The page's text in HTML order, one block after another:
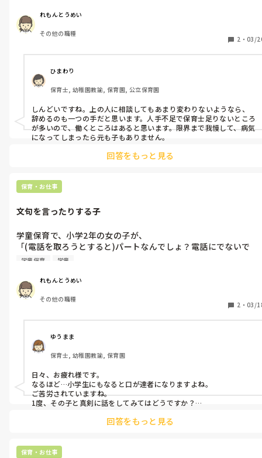
事ですし、上の人に相談したら、よく観察してくださったり、配
慮していただいたりと、感謝し切れず、逆に申し訳ない気持ちで
おり、このまま続けたい気持ちでいます。
先輩はフルタイムで、こちらは子どもがいる時にいるパートで
パートってどこまで仕事するのでしょうか、、、？
上の人がいない時が特にひどくて。
子どもが外遊びなどで怪我をしてきて、先輩に言いに行ったの
に、必ず私に手当てをさせたり。
外遊びの見守りは、必ずその先輩は出ませんし、いつも決まっ
学童に帰宅しないことがあり、その先輩に聞きに行ったところ、
「保護者の番号を見て、電話して聞いてみて」と言われ、事務し
電話番号があるか聞いたところ、上の人に聞いてと言われます。
私よりも後に入った新人さんの面倒も見ることになったりと、か
なり疲れました。
れもんとうめい
その他の職種
2 ・ 03/
ひまわり
保育士, 幼稚園教諭, 保育園, 公立保育園
しんどいですね。上の人に相談してもあまり変わりないようなら、
辞めるのも一つの手だと思います。人手不足で保育士足りないところ
が多いので、働くところはあると思います。限界まで我慢して、病気
になってしまったら元も子もありません。
回答をもっと見る
保育・お仕事
文句を言ったりする子
学童保育で、小学2年の女の子が、
「(電話を取ろうとすると)パートなんでしょ？電話にでないで
よ！！！電話でんな！！！」、
す。
掃除機をかけていると、掃除機の上に乗って邪魔してきたりしま
その裏に何かあると思いますが、聞いても答えてくれません。
寂しい気持ちがあるのでしょうか？
疲れてきてしまい、辛いです💦
上の人に相談すれば良いのですが、忙しそうでなかなか、話を聞
いてくれません💦
特定の子どもたちに、当たりが強い子がいます💦
学童保育 学童
れもんとうめい
その他の職種
2 ・ 03/
ゆうまま
保育士, 幼稚園教諭, 保育園
日々、お疲れ様です。
なるほど…小学生にもなると口が達者になりますよね。
ご苦労されていますね。
1度、その子と真剣に話をしてみてはどうですか？
針か分かりませんが、ダメなことはダメとやはり伝えることが大切
回答をもっと見る
保育・お仕事